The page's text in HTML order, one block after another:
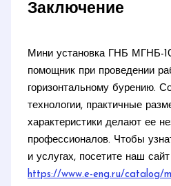
Заключение
Мини установка ГНБ МГНБ-
помощник при проведении
горизонтальному бурению.
технологии, практичные
характеристики делают ее
профессионалов. Чтобы
и услугах, посетите наш
https://www.e-eng.ru/catalog/